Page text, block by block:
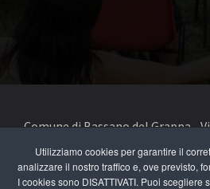
Utilizziamo cookies per garantire il
analizzare il nostro traffico e, ove previsto,
I cookies sono DISATTIVATI. Puoi scegliere
Comune di Bassano del Grappa -
Bassano del Grappa VI - Telefono
e partita IVA